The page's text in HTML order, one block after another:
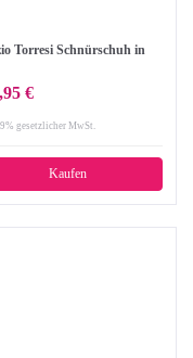
Torresi Schnürschuh in
€
gesetzlicher MwSt.
Kaufen